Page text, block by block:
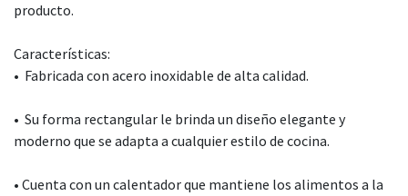
producto.
Características:
• Fabricada con acero inoxidable de alta calidad.
• Su forma rectangular le brinda un diseño elegante y
moderno que se adapta a cualquier estilo de cocina.
• Cuenta con un calentador que mantiene los alimentos a la